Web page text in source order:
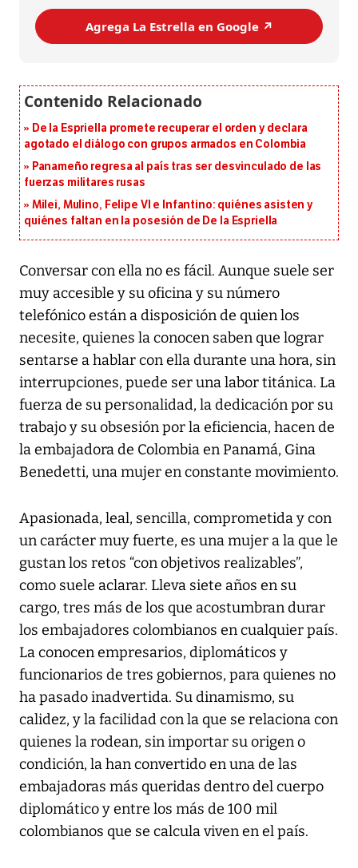
Agrega La Estrella en Google ↗️
De la Espriella promete recuperar el orden y declara
agotado el diálogo con grupos armados en Colombia
Panameño regresa al país tras ser desvinculado de las
fuerzas militares rusas
Milei, Mulino, Felipe VI e Infantino: quiénes asisten y
quiénes faltan en la posesión de De la Espriella
Conversar con ella no es fácil. Aunque suele ser
muy accesible y su oficina y su número
telefónico están a disposición de quien los
necesite, quienes la conocen saben que lograr
sentarse a hablar con ella durante una hora, sin
interrupciones, puede ser una labor titánica. La
fuerza de su personalidad, la dedicación por su
trabajo y su obsesión por la eficiencia, hacen de
la embajadora de Colombia en Panamá, Gina
Benedetti, una mujer en constante movimiento.
Apasionada, leal, sencilla, comprometida y con
un carácter muy fuerte, es una mujer a la que le
gustan los retos “con objetivos realizables”,
como suele aclarar. Lleva siete años en su
cargo, tres más de los que acostumbran durar
los embajadores colombianos en cualquier país.
La conocen empresarios, diplomáticos y
funcionarios de tres gobiernos, para quienes no
ha pasado inadvertida. Su dinamismo, su
calidez, y la facilidad con la que se relaciona con
quienes la rodean, sin importar su origen o
condición, la han convertido en una de las
embajadoras más queridas dentro del cuerpo
diplomático y entre los más de 100 mil
colombianos que se calcula viven en el país.